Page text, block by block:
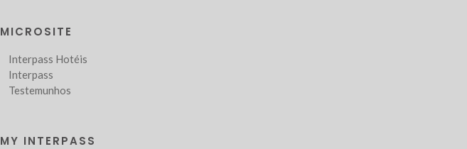
MICROSITE
Interpass Hotéis
Interpass
Testemunhos
MY INTERPASS